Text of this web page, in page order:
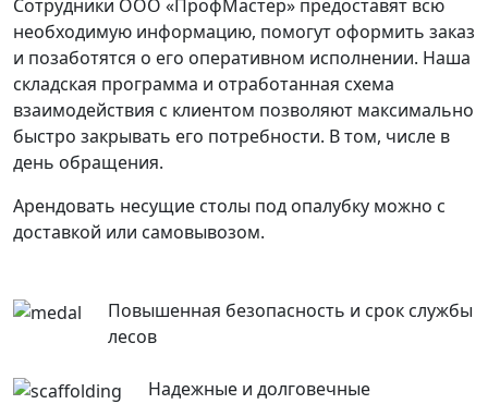
Сотрудники ООО «ПрофМастер» предоставят всю
необходимую информацию, помогут оформить заказ
и позаботятся о его оперативном исполнении. Наша
складская программа и отработанная схема
взаимодействия с клиентом позволяют максимально
быстро закрывать его потребности. В том, числе в
день обращения.
Арендовать несущие столы под опалубку можно с
доставкой или самовывозом.
Повышенная безопасность и срок службы
лесов
Надежные и долговечные